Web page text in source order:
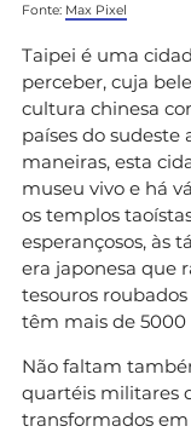
Fonte: Max Pixel
Taipei é uma
perceber, cuja
cultura chinesa
países do sudeste
maneiras, esta
museu vivo e há
os templos
esperançosos, às
era japonesa que
tesouros
têm mais de 5000
Não faltam
quartéis militares
transformados